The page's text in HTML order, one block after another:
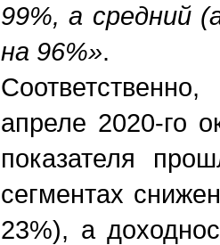
99%, а средний
на 96%».
апреле 2020-го
показателя
сегментах
23%), а